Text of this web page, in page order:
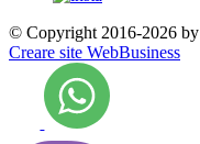
© Copyright 2016-2026 by
Creare site WebBusiness